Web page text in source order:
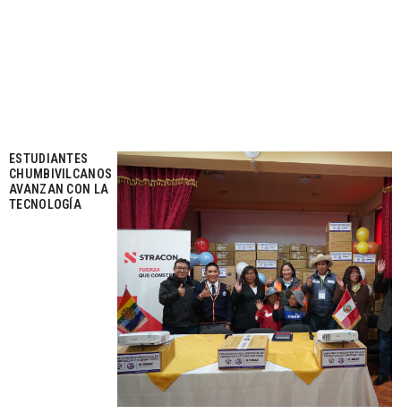
ESTUDIANTES
CHUMBIVILCANOS
AVANZAN CON LA
TECNOLOGÍA